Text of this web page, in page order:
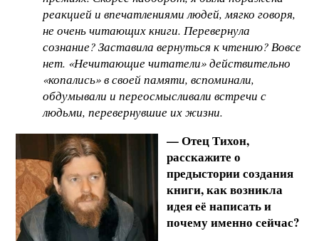
реакцией и впечатлениями людей, мягко говоря,
не очень читающих книги. Перевернула
сознание? Заставила вернуться к чтению? Вовсе
нет. «Нечитающие читатели» действительно
«копались» в своей памяти, вспоминали,
обдумывали и переосмысливали встречи с
людьми, перевернувшие их жизни.
— Отец Тихон,
расскажите о
предыстории создания
книги, как возникла
идея её написать и
почему именно сейчас?